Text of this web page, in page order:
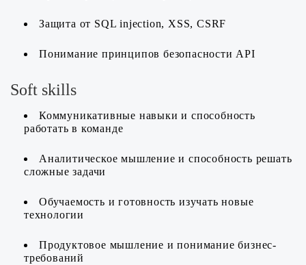
Защита от SQL injection, XSS, CSRF
Понимание принципов безопасности API
Soft skills
Коммуникативные навыки и способность
работать в команде
Аналитическое мышление и способность решать
сложные задачи
Обучаемость и готовность изучать новые
технологии
Продуктовое мышление и понимание бизнес-
требований